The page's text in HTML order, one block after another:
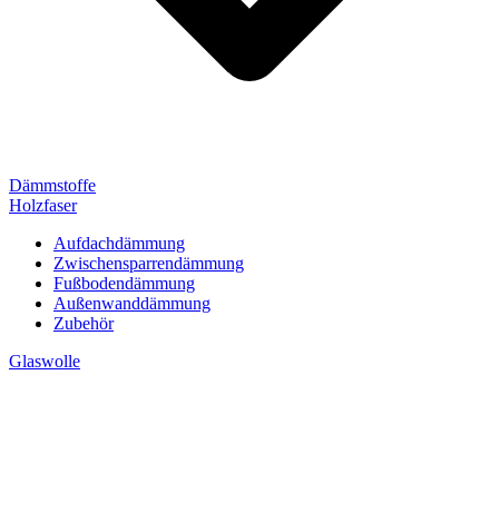
Dämmstoffe
Holzfaser
Aufdachdämmung
Zwischensparrendämmung
Fußbodendämmung
Außenwanddämmung
Zubehör
Glaswolle